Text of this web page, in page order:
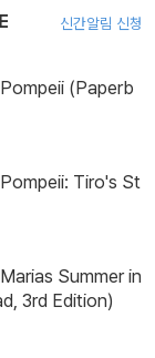
신간알림 신청
(Paperb
Tiro's St
Summer in
3rd Edition)